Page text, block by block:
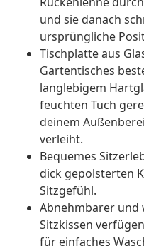
und sie danach
ursprüngliche
Tischplatte aus
Gartentisches
langlebigem
feuchten Tuch
deinem
verleiht.
Bequemes
dick gepolsterten
Sitzgefühl.
Abnehmbarer und
Sitzkissen
für einfaches